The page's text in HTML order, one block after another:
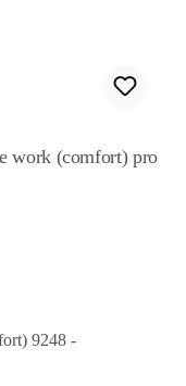
work (comfort) pro